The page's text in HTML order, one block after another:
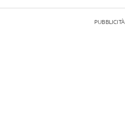
PUBBLICITÀ